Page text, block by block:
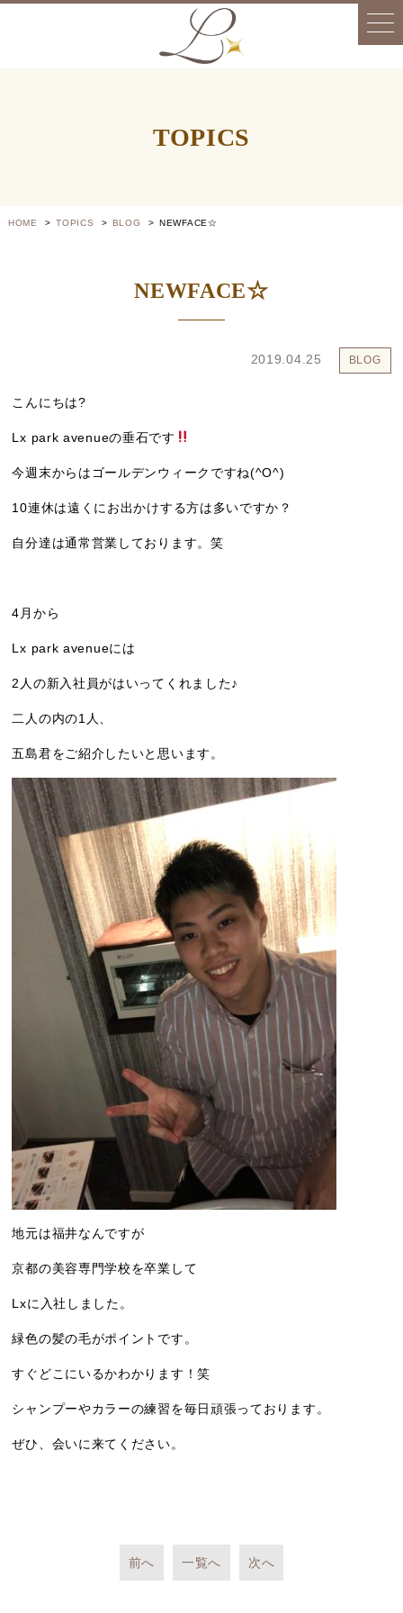
TOPICS
HOME TOPICS BLOG NEWFACE☆
NEWFACE☆
2019.04.25 BLOG
こんにちは?
Lx park avenueの垂石です
今週末からはゴールデンウィークですね(^O^)
10連休は遠くにお出かけする方は多いですか？
自分達は通常営業しております。笑
4月から
Lx park avenueには
2人の新入社員がはいってくれました♪
二人の内の1人、
五島君をご紹介したいと思います。
地元は福井なんですが
京都の美容専門学校を卒業して
Lxに入社しました。
緑色の髪の毛がポイントです。
すぐどこにいるかわかります！笑
シャンプーやカラーの練習を毎日頑張っております。
ぜひ、会いに来てください。
前へ 一覧へ 次へ